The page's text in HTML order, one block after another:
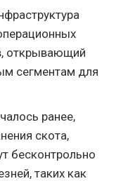
открывающий
сегментам для
ранее,
скота,
бесконтрольно
таких как